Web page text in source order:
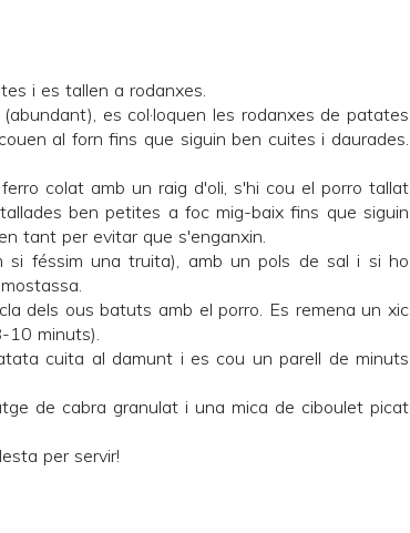
i es tallen a rodanxes.
es col·loquen les rodanxes de patates
al forn fins que siguin ben cuites i daurades.
colat amb un raig d'oli, s'hi cou el porro tallat
ben petites a foc mig-baix fins que siguin
tant per evitar que s'enganxin.
féssim una truita), amb un pols de sal i si ho
dels ous batuts amb el porro. Es remena un xic
10 minuts).
cuita al damunt i es cou un parell de minuts
de cabra granulat i una mica de ciboulet picat
per servir!